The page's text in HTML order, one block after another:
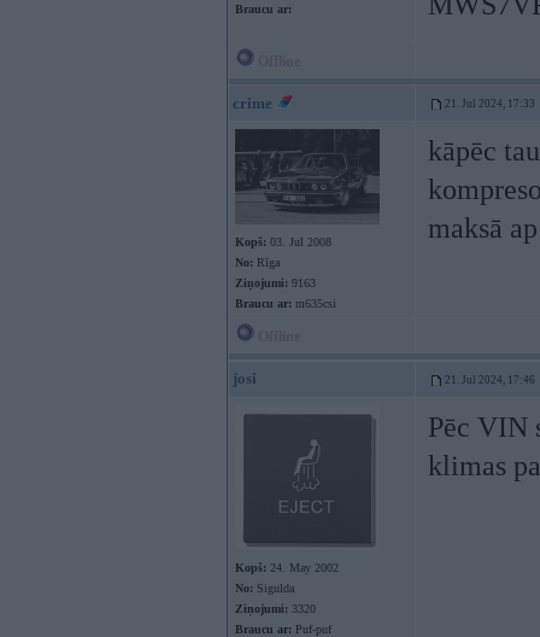
Braucu ar:
crime 21. Jul 2024, 17:33
Kopš: 03. Jul 2008
No: Rīga
Ziņojumi: 9163
Braucu ar: m635csi
kāpēc
maksā
josi 21. Jul 2024, 17:46
Kopš: 24. May 2002
No: Sigulda
Ziņojumi: 3320
Braucu ar: Puf-puf
Pēc VIN
klimas